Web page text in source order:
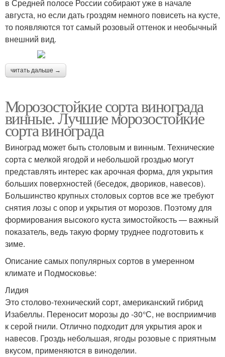
в Средней полосе России собирают уже в начале
августа, но если дать гроздям немного повисеть на кусте,
то появляются тот самый розовый оттенок и необычный
внешний вид.
читать дальше →
Морозостойкие сорта винограда
винные. Лучшие морозостойкие
сорта винограда
Виноград может быть столовым и винным. Технические
сорта с мелкой ягодой и небольшой гроздью могут
представлять интерес как арочная форма, для укрытия
больших поверхностей (беседок, двориков, навесов).
Большинство крупных столовых сортов все же требуют
снятия лозы с опор и укрытия от морозов. Поэтому для
формирования высокого куста зимостойкость — важный
показатель, ведь такую форму труднее подготовить к
зиме.
Описание самых популярных сортов в умеренном
климате и Подмосковье:
Лидия
Это столово-технический сорт, американский гибрид
Изабеллы. Переносит морозы до -30°С, не восприимчив
к серой гнили. Отлично подходит для укрытия арок и
навесов. Гроздь небольшая, ягоды розовые с приятным
вкусом, применяются в виноделии.